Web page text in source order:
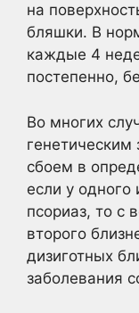
на
бляшки. В
каждые 4
постепенно,
Во многих
генетическим
сбоем в
если у одного
псориаз, то с
второго
дизиготных
заболевания